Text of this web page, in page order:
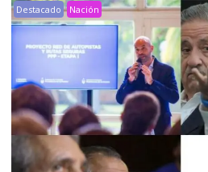
Destacado Nación